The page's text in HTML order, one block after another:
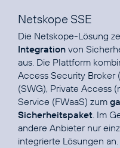
Netskope SSE
Die Netskope-Lösung
Integration von
aus. Die Plattform
Access Security Broker
(SWG), Private Access
Service (FWaaS) zum
Sicherheitspaket. Im
andere Anbieter nur
integrierte Lösungen an.